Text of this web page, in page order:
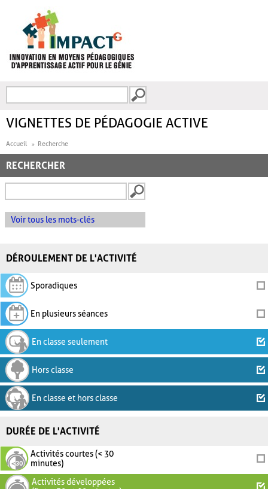
FORMULAIRE DE
VIGNETTES DE PÉDAGOGIE ACTIVE
Accueil Recherche
RECHERCHER
Voir tous les mots-clés
DÉROULEMENT DE L'ACTIVITÉ
Sporadiques
En plusieurs séances
En classe seulement
Hors classe
En classe et hors classe
DURÉE DE L'ACTIVITÉ
Activités courtes (< 30
minutes)
Activités développées